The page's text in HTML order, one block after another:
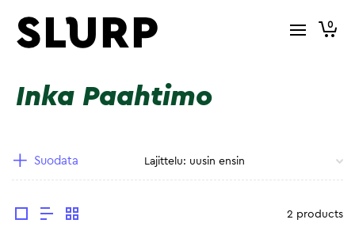
0
Inka Paahtimo
Suodata
2 products